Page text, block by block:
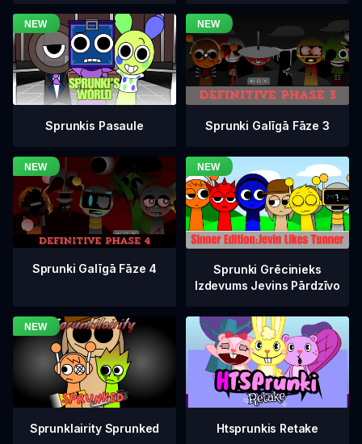
Sprunkis Pasaule Sprunki Galīgā Fāze 3
Sprunki Galīgā Fāze 4
Sprunki Grēcinieks
Izdevums Jevins Pārdzīvo
Sprunklairity Sprunked Htsprunkis Retake